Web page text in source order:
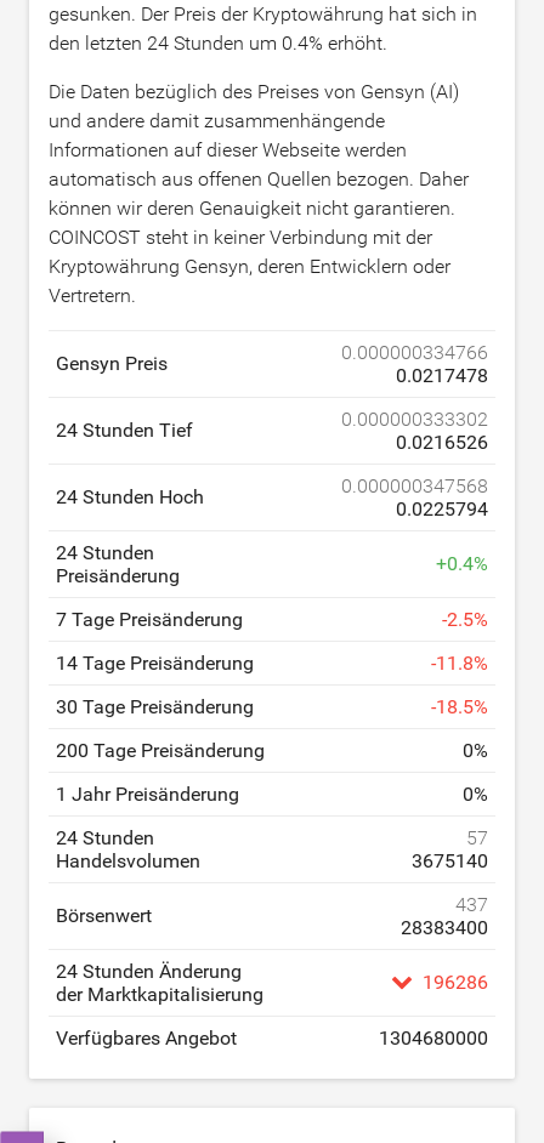
gesunken. Der Preis der Kryptowährung hat sich in
den letzten 24 Stunden um 0.4% erhöht.
Die Daten bezüglich des Preises von Gensyn (AI)
und andere damit zusammenhängende
Informationen auf dieser Webseite werden
automatisch aus offenen Quellen bezogen. Daher
können wir deren Genauigkeit nicht garantieren.
COINCOST steht in keiner Verbindung mit der
Kryptowährung Gensyn, deren Entwicklern oder
Vertretern.
Gensyn Preis
0.000000334766
0.0217478
24 Stunden Tief
0.000000333302
0.0216526
24 Stunden Hoch
0.000000347568
0.0225794
24 Stunden
Preisänderung
+0.4%
7 Tage Preisänderung -2.5%
14 Tage Preisänderung
-11.8%
30 Tage Preisänderung
-18.5%
200 Tage Preisänderung
0%
1 Jahr Preisänderung
0%
24 Stunden
Handelsvolumen
57
3675140
Börsenwert
437
28383400
24 Stunden Änderung
der Marktkapitalisierung
196286
Verfügbares Angebot 1304680000